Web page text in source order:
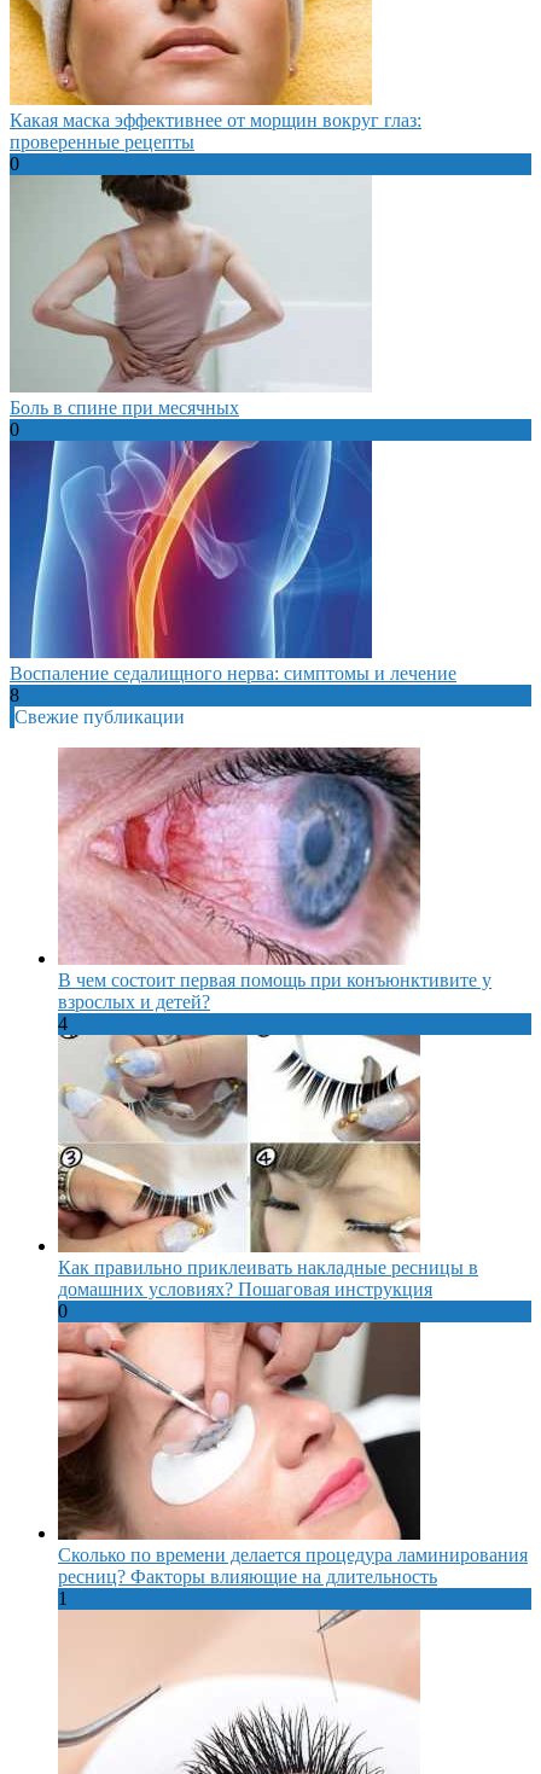
Какая маска эффективнее от морщин вокруг глаз:
проверенные рецепты
0
Боль в спине при месячных
0
Воспаление седалищного нерва: симптомы и лечение
8
Свежие публикации
В чем состоит первая помощь при конъюнктивите у
взрослых и детей?
4
Как правильно приклеивать накладные ресницы в
домашних условиях? Пошаговая инструкция
0
Сколько по времени делается процедура ламинирования
ресниц? Факторы влияющие на длительность
1